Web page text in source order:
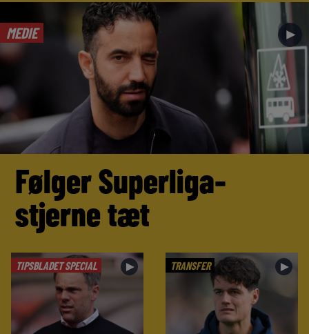
MEDIE ►
Følger Superliga-
stjerne tæt
TIPSBLADET SPECIAL ► TRANSFER ►